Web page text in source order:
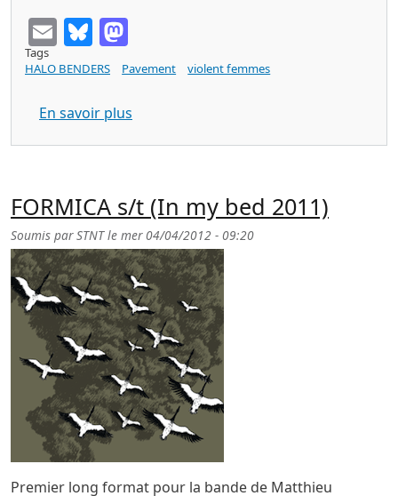
EmailBluesky
Tags
HALO BENDERS
Pavement violent femmes
En savoir plus
FORMICA s/t (In my bed 2011)
Soumis parSTNTle mer 04/04/2012 - 09:20
Premier long format pour la bande de Matthieu